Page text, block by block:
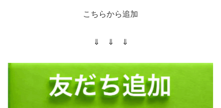
こちらから追加
⇓ ⇓ ⇓